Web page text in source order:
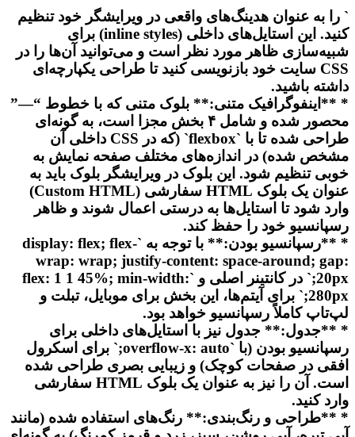
` را به عنوان هدینگ‌های واقعی در ویرایشگر خود تنظیم
کنید. این استایل‌های داخلی (inline styles) برای
شبیه‌سازی ظاهر مورد نظر است و می‌توانید آن‌ها را در
CSS سایت خود بازنویسی کنید تا طراحی یکپارچه‌ای
داشته باشید.
* **اینفوگرافیک متنی:** بلوک متنی که با خطوط “—”
محصور شده و شامل ۴ بخش مجزا است، به گونه‌ای
طراحی شده تا با `flexbox` (که در CSS داخلی آن
مشخص شده) در اندازه‌های مختلف صفحه نمایش به
خوبی تنظیم شود. این بلوک در ویرایشگر بلوک باید به
عنوان یک بلوک HTML سفارشی (Custom HTML)
وارد شود تا استایل‌ها به درستی اعمال شوند و ظاهر
رسپانسیو خود را حفظ کند.
* **رسپانسیو بودن:** با توجه به `display: flex; flex-
wrap: wrap; justify-content: space-around; gap:
20px;` در کانتینر اصلی و `flex: 1 1 45%; min-width:
280px;` برای آیتم‌ها، این بخش برای موبایل، تبلت و
لپ‌تاپ کاملاً رسپانسیو خواهد بود.
* **جدول:** جدول نیز با استایل‌های داخلی برای
رسپانسیو بودن (با `overflow-x: auto;` برای اسکرول
افقی در صفحات کوچک) و زیبایی بصری طراحی شده
است. آن را نیز به عنوان یک بلوک HTML سفارشی
وارد کنید.
* **طراحی و رنگ‌بندی:** رنگ‌های استفاده شده (مانند